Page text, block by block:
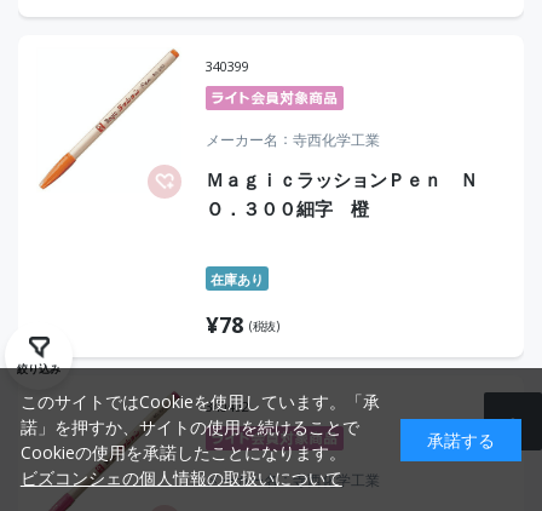
340399
メーカー名 寺西化学工業
ＭａｇｉｃラッションＰｅｎ Ｎ
Ｏ．３００細字 橙
在庫あり
¥78 (税抜)
340402
メーカー名 寺西化学工業
絞り込み
このサイトではCookieを使用しています。「承
諾」を押すか、サイトの使用を続けることで
Cookieの使用を承諾したことになります。
ビズコンシェの個人情報の取扱いについて
承諾する